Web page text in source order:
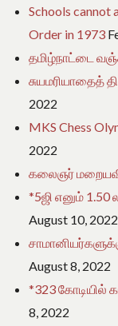
N
d
u
Schools cannot
Order in 1973
தமிழ்நாட்டை
சுயமரியாதைத்
2022
MKS Chess
2022
கலைஞர்
*5ஜி எனும்
August 10, 2022
August 8, 2022
*323 கோடியில்
8, 2022